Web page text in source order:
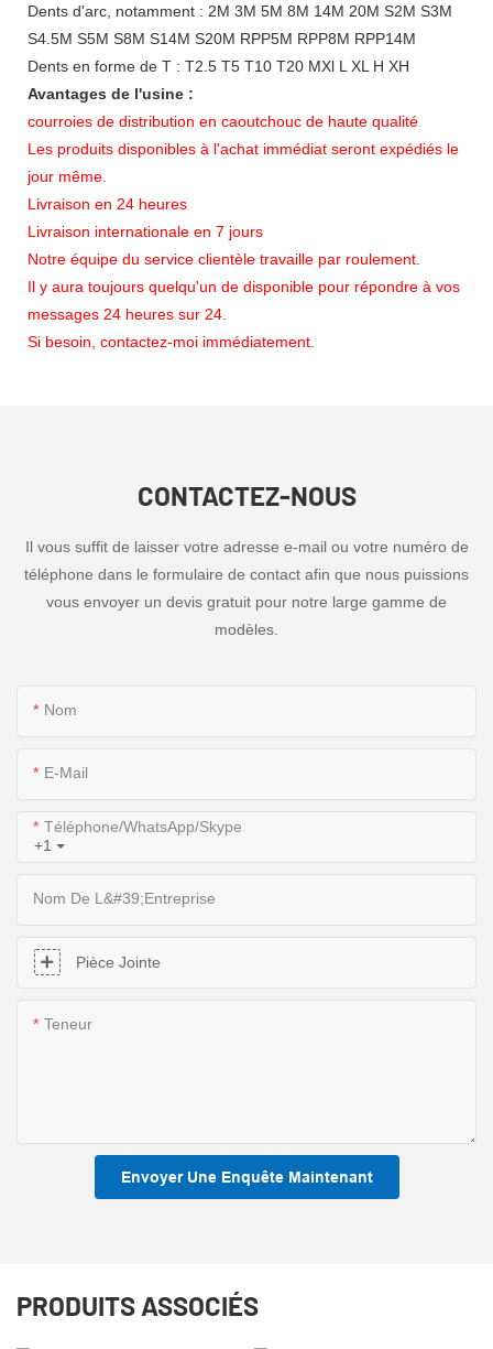
Dents d'arc, notamment : 2M 3M 5M 8M 14M 20M S2M S3M
S4.5M S5M S8M S14M S20M RPP5M RPP8M RPP14M
Dents en forme de T : T2.5 T5 T10 T20 MXl L XL H XH
Avantages de l'usine :
courroies de distribution en caoutchouc de haute qualité
Les produits disponibles à l'achat immédiat seront expédiés le
jour même.
Livraison en 24 heures
Livraison internationale en 7 jours
Notre équipe du service clientèle travaille par roulement.
Il y aura toujours quelqu'un de disponible pour répondre à vos
messages 24 heures sur 24.
Si besoin, contactez-moi immédiatement.
CONTACTEZ-NOUS
Il vous suffit de laisser votre adresse e-mail ou votre numéro de
téléphone dans le formulaire de contact afin que nous puissions
vous envoyer un devis gratuit pour notre large gamme de
modèles.
Nom
E-Mail
+1
Téléphone/WhatsApp/Skype
Nom De L&#39;entreprise
Pièce Jointe
Teneur
Envoyer Une Enquête Maintenant
PRODUITS ASSOCIÉS